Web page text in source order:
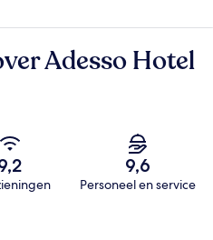
Adesso Hotel
9,6
Personeel en service